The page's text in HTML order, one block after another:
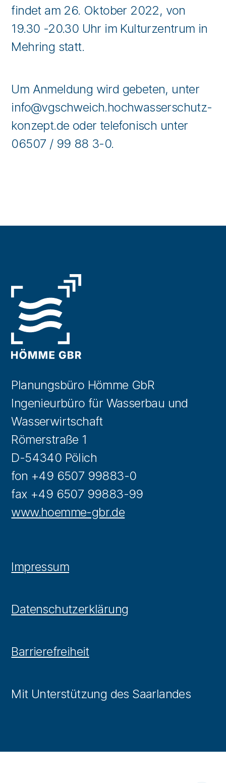
findet am 26. Oktober 2022, von
19.30 -20.30 Uhr im Kulturzentrum in
Mehring statt.
Um Anmeldung wird gebeten, unter
info@vgschweich.hochwasserschutz-
konzept.de oder telefonisch unter
06507 / 99 88 3-0.
Planungsbüro Hömme GbR
Ingenieurbüro für Wasserbau und
Wasserwirtschaft
Römerstraße 1
D-54340 Pölich
fon +49 6507 99883-0
fax +49 6507 99883-99
www.hoemme-gbr.de
Impressum
Datenschutzerklärung
Barrierefreiheit
Mit Unterstützung des Saarlandes